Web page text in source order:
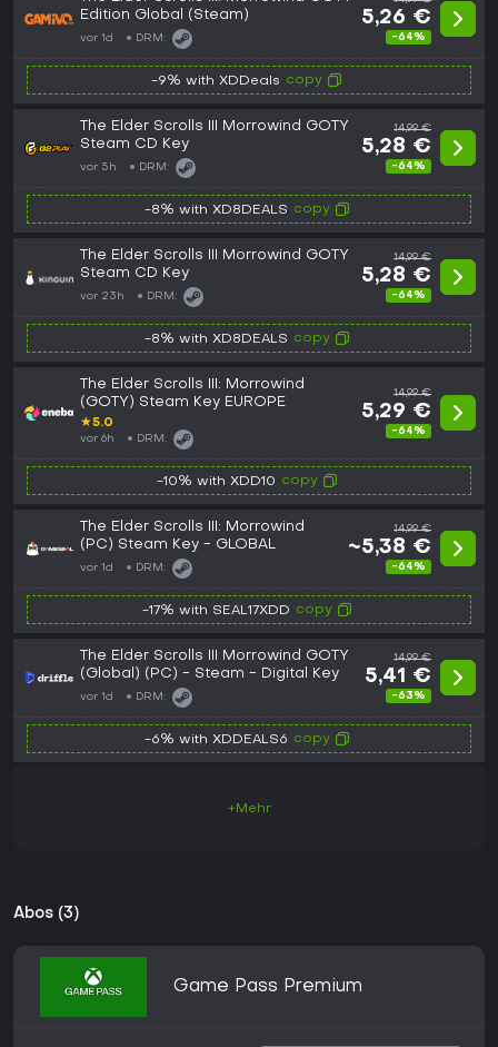
Edition Global (Steam)
vor 1d DRM:
5,26 €
-64%
-9% with XDDeals copy
The Elder Scrolls III Morrowind GOTY
Steam CD Key
vor 5h DRM:
14,99 €
5,28 €
-64%
-8% with XD8DEALS copy
The Elder Scrolls III Morrowind GOTY
Steam CD Key
vor 23h DRM:
14,99 €
5,28 €
-64%
-8% with XD8DEALS copy
The Elder Scrolls III: Morrowind
(GOTY) Steam Key EUROPE
★5.0
vor 6h DRM:
14,99 €
5,29 €
-64%
-10% with XDD10 copy
The Elder Scrolls III: Morrowind
(PC) Steam Key - GLOBAL
vor 1d DRM:
14,99 €
~5,38 €
-64%
-17% with SEAL17XDD copy
The Elder Scrolls III Morrowind GOTY
(Global) (PC) - Steam - Digital Key
vor 1d DRM:
14,99 €
5,41 €
-63%
-6% with XDDEALS6 copy
+Mehr
Abos (3)
Game Pass Premium